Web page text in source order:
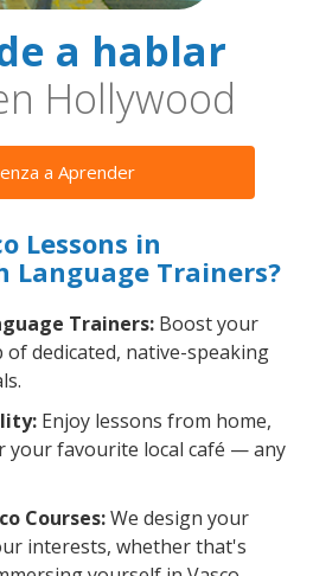
a hablar
Hollywood
a Aprender
Lessons in
Language Trainers?
Trainers: Boost your
dedicated, native-speaking
Enjoy lessons from home,
your favourite local café — any
Courses:We design your
interests, whether that's